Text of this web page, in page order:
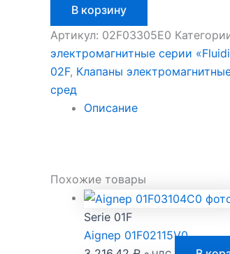
товара
Aignep
02F03305E0
В корзину
Артикул: 02F03305E0
электромагнитные серии
02F, Клапаны
сред
Описание
Похожие товары
Serie 01F
Aignep 01F02115V0